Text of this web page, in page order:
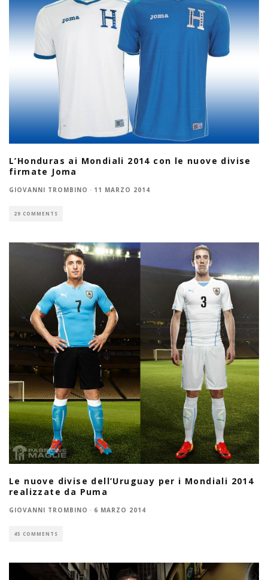
L’Honduras ai Mondiali 2014 con le nuove divise
firmate Joma
GIOVANNI TROMBINO · 11 MARZO 2014
29 COMMENTS
Le nuove divise dell’Uruguay per i Mondiali 2014
realizzate da Puma
GIOVANNI TROMBINO · 6 MARZO 2014
45 COMMENTS